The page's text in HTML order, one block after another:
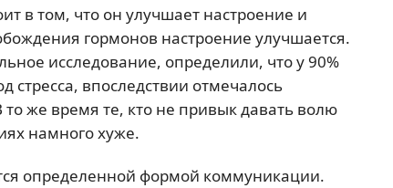
в том, что он улучшает настроение и
гормонов настроение улучшается.
исследование, определили, что у 90%
впоследствии отмечалось
же время те, кто не привык давать волю
намного хуже.
определенной формой коммуникации.